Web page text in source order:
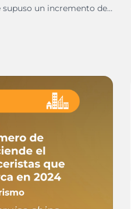
supuso un incremento del